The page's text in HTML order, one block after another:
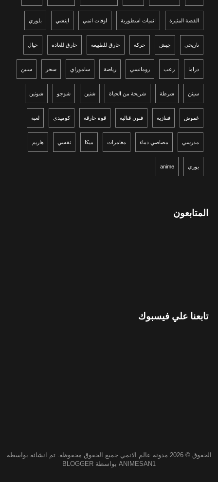
القصة المثيرة انميات اسطورية اوفات انمي ايتشي بلوري
تاريخي جيش حركة خارق للطبيعة خارق للعادة خيال
دراما رعب رومانسي رياضة ساموراي سحر سنين
سينن شرطة شريحة من الحياة شنين شوجو شونين
غموض فنتازية فنون قتالية قوة خارقة كوميدي لعبة
مدرسي مصاصي دماء مغامرات ميكا نفسي هاريم
يوري anime
المتابعون
تابعنا علي فيسبوك
الحقوق ©2026 مدونة عالم الانمي جميع الحقوق محفوظة. تم انشائة بواسطة
ANIMESAN1 بواسطة BLOGGER